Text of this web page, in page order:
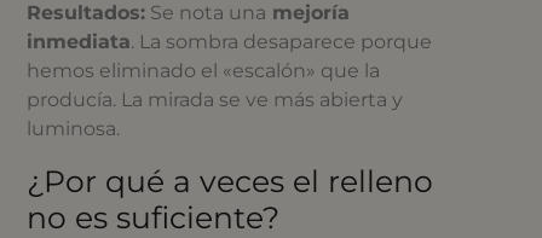
Resultados: Se nota una mejoría
inmediata. La sombra desaparece porque
hemos eliminado el «escalón» que la
producía. La mirada se ve más abierta y
luminosa.
¿Por qué a veces el relleno
no es suficiente?